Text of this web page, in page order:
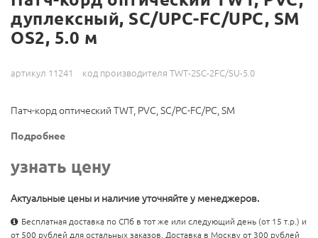
дуплексный, SC/UPC-FC/UPC, SM
OS2, 5.0 м
артикул 11241 код производителя TWT-2SC-2FC/SU-5.0
Патч-корд оптический TWT, PVC, SC/PC-FC/PC, SM
Подробнее
узнать цену
Актуальные цены и наличие уточняйте у менеджеров.
Бесплатная доставка по СПб в тот же или следующий день (от 15 т.р.) и
от 500 рублей для остальных заказов. Доставка в Москву от 300 рублей